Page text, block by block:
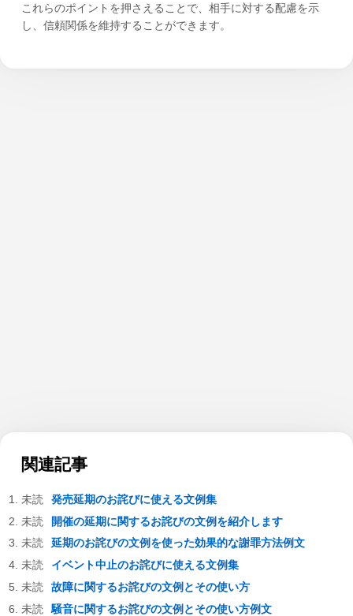
これらのポイントを押さえることで、相手に対する配慮を示
し、信頼関係を維持することができます。
関連記事
発売延期のお詫びに使える文例集
開催の延期に関するお詫びの文例を紹介します
延期のお詫びの文例を使った効果的な謝罪方法例文
イベント中止のお詫びに使える文例集
故障に関するお詫びの文例とその使い方
騒音に関するお詫びの文例とその使い方例文